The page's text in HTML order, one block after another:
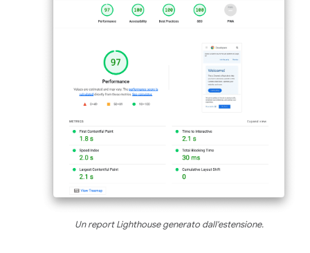
Un report Lighthouse generato dall'estensione.